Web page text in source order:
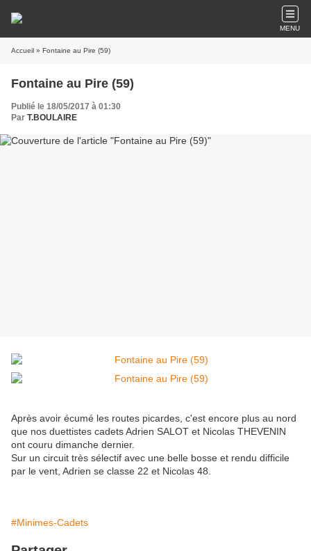
MENU
Accueil » Fontaine au Pire (59)
Fontaine au Pire (59)
Publié le 18/05/2017 à 01:30
Par T.BOULAIRE
Après avoir écumé les routes picardes, c'est encore plus au nord
que nos duettistes cadets Adrien SALOT et Nicolas THEVENIN
ont couru dimanche dernier.
Sur un circuit très sélectif avec une belle bosse et rendu difficile
par le vent, Adrien se classe 22 et Nicolas 48.
#Minimes-Cadets